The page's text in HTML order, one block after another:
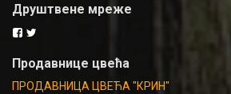
Друштвене мреже
Продавнице цвећа
ПРОДАВНИЦА ЦВЕЋА "КРИН"